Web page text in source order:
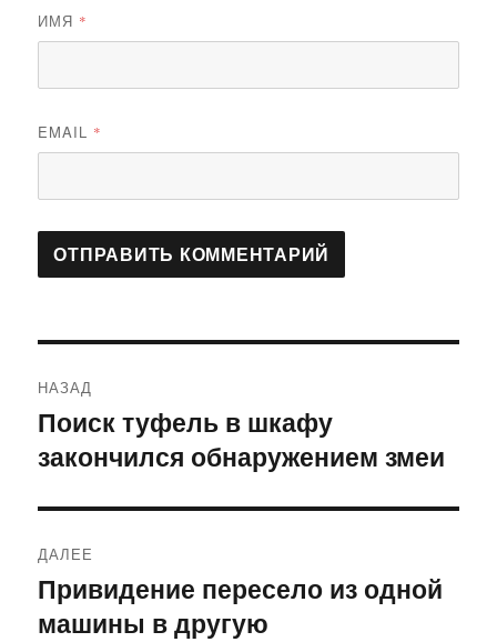
ИМЯ *
EMAIL *
по
записям
НАЗАД
Предыдущая
запись:
Поиск туфель в шкафу
закончился обнаружением змеи
ДАЛЕЕ
Следующая
запись:
Привидение пересело из одной
машины в другую